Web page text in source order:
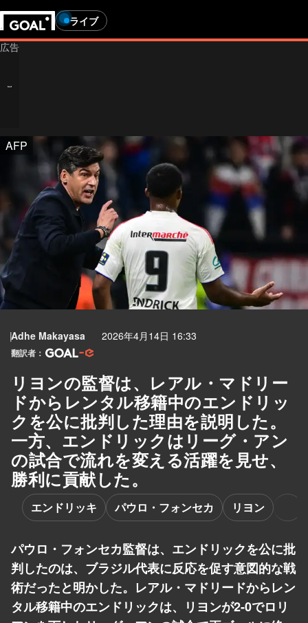
ライブ
AFP
Adhe Makayasa 2026年4月14日 16:33
翻訳者：
リヨンの監督は、レアル・マドリー
ドからレンタル移籍中のエンドリッ
クを公に批判した理由を説明した。
一方、エンドリックはリーグ・アン
の試合で流れを変える活躍を見せ、
勝利に貢献した。
エンドリッキ パウロ・フォンセカ リヨン
パウロ・フォンセカ監督は、エンドリックを公に批
判したのは、ブラジル代表に反応を促す意図的な戦
術だったと明かした。レアル・マドリードからレン
タル移籍中のエンドリックは、リヨンが2-0でロリ